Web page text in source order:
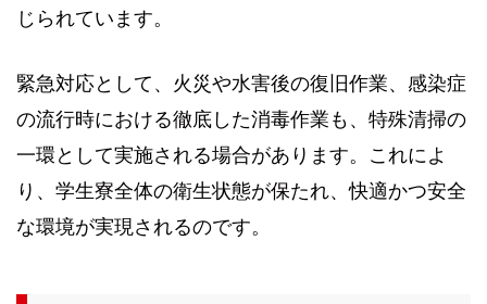
じられています。
緊急対応として、火災や水害後の復旧作業、感染症
の流行時における徹底した消毒作業も、特殊清掃の
一環として実施される場合があります。これによ
り、学生寮全体の衛生状態が保たれ、快適かつ安全
な環境が実現されるのです。